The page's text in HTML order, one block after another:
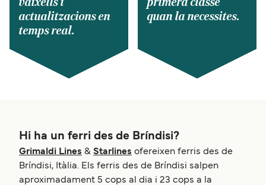
actualitzacions en
temps real.
quan la necessites.
Hi ha un ferri des de Bríndisi?
Grimaldi Lines & Starlines ofereixen ferris des de
Bríndisi, Itàlia. Els ferris des de Bríndisi salpen
aproximadament 5 cops al dia i 23 cops a la